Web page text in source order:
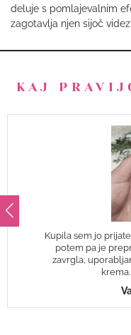
deluje s pomlajevalnim
zagotavlja njen sijoč videz.
KAJ
Kupila sem jo
potem pa je
zavrgla,